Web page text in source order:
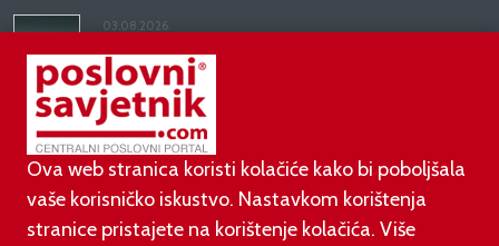
03.08.2026.
Kineski BYD predstavio luksuznu limuzinu veću od
Mercedesove S-klase, obećava domet do 1.000
kilometara
Ova web stranica koristi kolačiće kako bi poboljšala
vaše korisničko iskustvo. Nastavkom korištenja
stranice pristajete na korištenje kolačića. Više